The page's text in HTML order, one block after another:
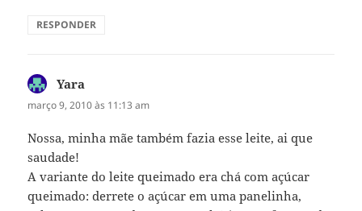
RESPONDER
Yara
março 9, 2010 às 11:13 am
Nossa, minha mãe também fazia esse leite, ai que
saudade!
A variante do leite queimado era chá com açúcar
queimado: derrete o açúcar em uma panelinha,